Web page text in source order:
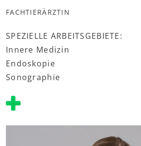
FACHTIERÄRZTIN
SPEZIELLE ARBEITSGEBIETE:
Innere Medizin
Endoskopie
Sonographie